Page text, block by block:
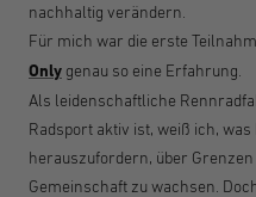
nachhaltig verändern.
Für mich war die erste
Only genau so eine Erfahrung.
Als leidenschaftliche
Radsport aktiv ist, weiß ich,
herauszufordern, über
Gemeinschaft zu wachsen.